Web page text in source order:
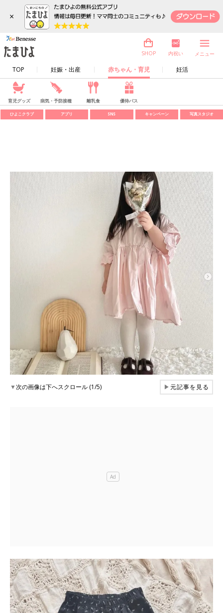
×
TOP 妊娠・出産 赤ちゃん・育児 妊活
SHOP 内祝い メニュー
育児グッズ 病気・予防接種 離乳食 優待パス
ひよこクラブ アプリ SNS キャンペーン 写真スタジオ
▼次の画像は下へスクロール (1/5) ▶元記事を見る